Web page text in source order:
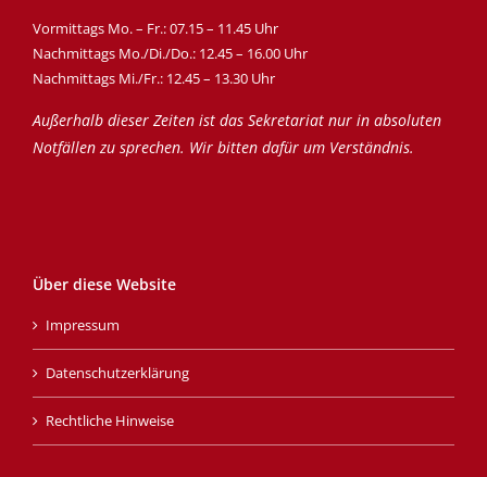
Vormittags Mo. – Fr.: 07.15 – 11.45 Uhr
Nachmittags Mo./Di./Do.: 12.45 – 16.00 Uhr
Nachmittags Mi./Fr.: 12.45 – 13.30 Uhr
Außerhalb dieser Zeiten ist das Sekretariat nur in absoluten
Notfällen zu sprechen. Wir bitten dafür um Verständnis.
Über diese Website
Impressum
Datenschutzerklärung
Rechtliche Hinweise